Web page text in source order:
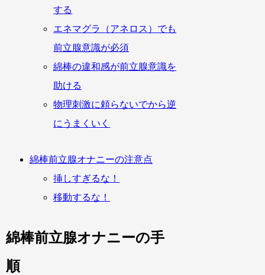
する
エネマグラ（アネロス）でも
前立腺意識が必須
綿棒の違和感が前立腺意識を
助ける
物理刺激に頼らないでから逆
にうまくいく
綿棒前立腺オナニーの注意点
挿しすぎるな！
移動するな！
綿棒前立腺オナニーの手
順